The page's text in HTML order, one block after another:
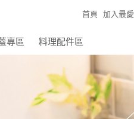
首頁 加入最愛
專區 料理配件區